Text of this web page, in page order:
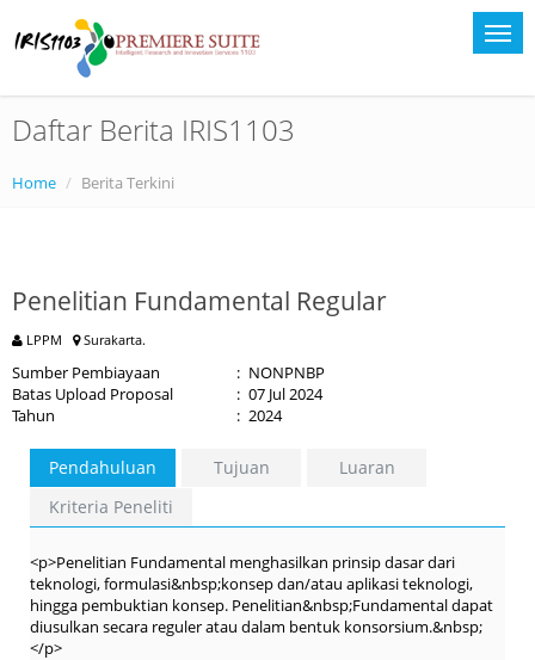
Daftar Berita IRIS1103
Home Berita Terkini
Penelitian Fundamental Regular
LPPM Surakarta.
Sumber Pembiayaan : NONPNBP
Batas Upload Proposal
: 07 Jul 2024
Tahun
: 2024
Pendahuluan Tujuan
Luaran
Kriteria Peneliti
<p>Penelitian Fundamental menghasilkan prinsip dasar dari
teknologi, formulasi&nbsp;konsep dan/atau aplikasi teknologi,
hingga pembuktian konsep. Penelitian&nbsp;Fundamental dapat
diusulkan secara reguler atau dalam bentuk konsorsium.&nbsp;
</p>